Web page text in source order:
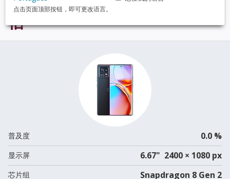
估
普及度 0.0 %
显示屏 6.67" 2400 × 1080 px
芯片组 Snapdragon 8 Gen 2
点击页面顶部按钮，即可更改语言。